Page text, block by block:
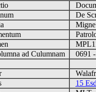
De
ad Culumnam
0691
15